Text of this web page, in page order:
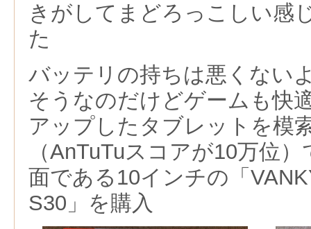
きがしてまどろっこしい感
た
バッテリの持ちは悪くない
そうなのだけどゲームも快
アップしたタブレットを模
（AnTuTuスコアが10万位
面である10インチの「
S30」を購入